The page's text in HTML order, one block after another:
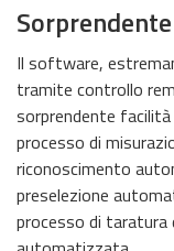
Il software,
tramite controllo
sorprendente facilità
processo di
riconoscimento
preselezione
processo di taratura